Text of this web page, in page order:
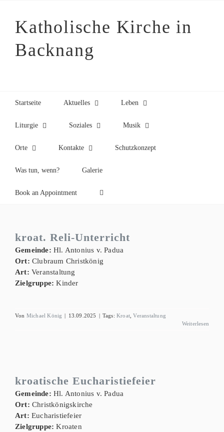
springenKatholische Kirche in
Backnang
Startseite Aktuelles Leben
Liturgie Soziales Musik
Orte Kontakte Schutzkonzept
Was tun, wenn? Galerie
Book an Appointment
kroat. Reli-Unterricht
Gemeinde: Hl. Antonius v. Padua
Ort: Clubraum Christkönig
Art: Veranstaltung
Zielgruppe:Kinder
Von Michael König | 13.09.2025 | Tags:Kroat ,Veranstaltung
Weiterlesen
kroatische Eucharistiefeier
Gemeinde: Hl. Antonius v. Padua
Ort: Christkönigskirche
Art: Eucharistiefeier
Zielgruppe:Kroaten